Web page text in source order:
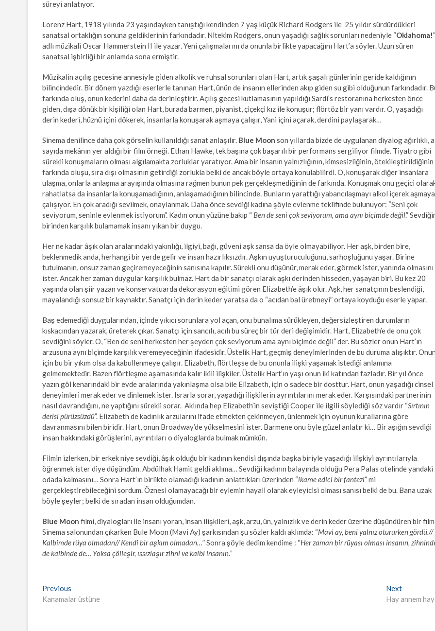
süreyi anlatıyor.
Lorenz Hart, 1918 yılında 23 yaşındayken tanıştığı kendinden 7 yaş küçük Richard Rodgers ile 25 yıldır sürdürdükleri
sanatsal ortaklığın sonuna geldiklerinin farkındadır. Nitekim Rodgers, onun yaşadığı sağlık sorunları nedeniyle “Oklahoma!”
adlı müzikali Oscar Hammerstein II ile yazar. Yeni çalışmalarını da onunla birlikte yapacağını Hart’a söyler. Uzun süren
sanatsal işbirliği bir anlamda sona ermiştir.
Müzikalin açılış gecesine annesiyle giden alkolik ve ruhsal sorunları olan Hart, artık şaşalı günlerinin geride kaldığının
bilincindedir. Bir dönem yazdığı eserlerle tanınan Hart, ünün de insanın ellerinden akıp giden su gibi olduğunun farkındadır.
farkında oluş, onun kederini daha da derinleştirir. Açılış gecesi kutlamasının yapıldığı Sardi’s restoranına herkesten önce
giden, dışa dönük bir kişiliği olan Hart, burada barmen, piyanist, çiçekçi kız ile konuşur; flörtöz bir yanı vardır. O, yaşadığı
derin kederi, hüznü içini dökerek, insanlarla konuşarak aşmaya çalışır, Yani içini açarak, derdini paylaşarak…
Sinema denilince daha çok görselin kullanıldığı sanat anlaşılır. Blue Moon son yıllarda bizde de uygulanan diyalog ağırlıklı,
sayıda mekânın yer aldığı bir film örneği. Ethan Hawke, tek başına çok başarılı bir performans sergiliyor filmde. Tiyatro gibi
sürekli konuşmaların olması algılamakta zorluklar yaratıyor. Ama bir insanın yalnızlığının, kimsesizliğinin, ötekileştirildiğinin
farkında oluşu, sıra dışı olmasının getirdiği zorlukla belki de ancak böyle ortaya konulabilirdi. O, konuşarak diğer insanlara
ulaşma, onlarla anlaşma arayışında olmasına rağmen bunun pek gerçekleşmediğinin de farkında. Konuşmak onu geçici
rahatlatsa da insanlarla konuşamadığının, anlaşamadığının bilincinde. Bunların yarattığı yabancılaşmayı alkol içerek aşmaya
çalışıyor. En çok aradığı sevilmek, onaylanmak. Daha önce sevdiği kadına şöyle evlenme teklifinde bulunuyor: “Seni çok
seviyorum, seninle evlenmek istiyorum”. Kadın onun yüzüne bakıp “ Ben de seni çok seviyorum, ama aynı biçimde değil.”
birinden karşılık bulamamak insanı yıkan bir duygu.
Her ne kadar âşık olan aralarındaki yakınlığı, ilgiyi, bağı, güveni aşk sansa da öyle olmayabiliyor. Her aşk, birden bire,
beklenmedik anda, herhangi bir yerde gelir ve insan hazırlıksızdır. Aşkın uyuşturuculuğunu, sarhoşluğunu yaşar. Birine
tutulmanın, onsuz zaman geçiremeyeceğinin sanısına kapılır. Sürekli onu düşünür, merak eder, görmek ister, yanında olmasını
ister. Ancak her zaman duygular karşılık bulmaz. Hart da bir sanatçı olarak aşkı derinden hisseden, yaşayan biri. Bu kez 20
yaşında olan şiir yazan ve konservatuarda dekorasyon eğitimi gören Elizabeth’e âşık olur. Aşk, her sanatçının beslendiği,
mayalandığı sonsuz bir kaynaktır. Sanatçı için derin keder yaratsa da o “acıdan bal üretmeyi” ortaya koyduğu eserle yapar.
Baş edemediği duygularından, içinde yıkıcı sorunlara yol açan, onu bunalıma sürükleyen, değersizleştiren durumların
kıskacından yazarak, üreterek çıkar. Sanatçı için sancılı, acılı bu süreç bir tür deri değişimidir. Hart, Elizabeth’e de onu çok
sevdiğini söyler. O, “Ben de seni herkesten her şeyden çok seviyorum ama aynı biçimde değil” der. Bu sözler onun Hart’ın
arzusuna aynı biçimde karşılık veremeyeceğinin ifadesidir. Üstelik Hart, geçmiş deneyimlerinden de bu duruma alışıktır. Onun
için bu bir yıkım olsa da kabullenmeye çalışır. Elizabeth, flörtleşse de bu onunla ilişki yaşamak istediği anlamına
gelmemektedir. Bazen flörtleşme aşamasında kalır ikili ilişkiler. Üstelik Hart’ın yaşı onun iki katından fazladır. Bir yıl önce
yazın göl kenarındaki bir evde aralarında yakınlaşma olsa bile Elizabeth, için o sadece bir dosttur. Hart, onun yaşadığı cinsel
deneyimleri merak eder ve dinlemek ister. Israrla sorar, yaşadığı ilişkilerin ayrıntılarını merak eder. Karşısındaki partnerinin
nasıl davrandığını, ne yaptığını sürekli sorar. Aklında hep Elizabeth’in seviştiği Cooper ile ilgili söylediği söz vardır “Sırtının
derisi pürüzsüzdü”. Elizabeth de kadınlık arzularını ifade etmekten çekinmeyen, ünlenmek için oyunun kurallarına göre
davranmasını bilen biridir. Hart, onun Broadway’de yükselmesini ister. Barmene onu öyle güzel anlatır ki… Bir aşığın sevdiği
insan hakkındaki görüşlerini, ayrıntıları o diyaloglarda bulmak mümkün.
Filmin izlerken, bir erkek niye sevdiği, âşık olduğu bir kadının kendisi dışında başka biriyle yaşadığı ilişkiyi ayrıntılarıyla
öğrenmek ister diye düşündüm. Abdülhak Hamit geldi aklıma… Sevdiği kadının balayında olduğu Pera Palas otelinde yandaki
odada kalmasını… Sonra Hart’ın birlikte olamadığı kadının anlattıkları üzerinden “ikame edici bir fantezi” mi
gerçekleştirebileceğini sordum. Öznesi olamayacağı bir eylemin hayali olarak eyleyicisi olması sanısı belki de bu. Bana uzak
böyle şeyler; belki de sıradan insan olduğumdan.
Blue Moon filmi, diyalogları ile insanı yoran, insan ilişkileri, aşk, arzu, ün, yalnızlık ve derin keder üzerine düşündüren bir film.
Sinema salonundan çıkarken Bule Moon (Mavi Ay) şarkısından şu sözler kaldı aklımda: “Mavi ay, beni yalnız otururken gördü.//
Kalbimde rüya olmadan// Kendi bir aşkım olmadan… ” Sonra şöyle dedim kendime : “Her zaman bir rüyası olması insanın,
de kalbinde de… Yoksa çölleşir, ıssızlaşır zihni ve kalbi insanın.”
Yazı
gezinmesi
Previous
post:
Kanamalar üstüne
NextNext
post:
Hay annem hay…